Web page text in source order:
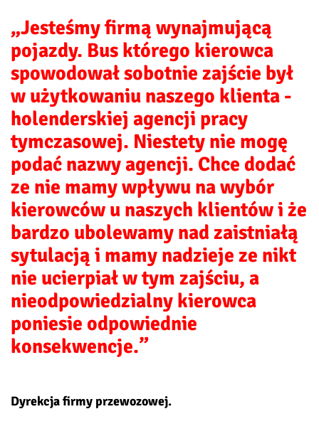
„Jesteśmy firmą wynajmującą
pojazdy. Bus którego kierowca
spowodował sobotnie zajście był
w użytkowaniu naszego klienta -
holenderskiej agencji pracy
tymczasowej. Niestety nie mogę
podać nazwy agencji. Chce dodać
ze nie mamy wpływu na wybór
kierowców u naszych klientów i że
bardzo ubolewamy nad zaistniałą
sytulacją i mamy nadzieje ze nikt
nie ucierpiał w tym zajściu, a
nieodpowiedzialny kierowca
poniesie odpowiednie
konsekwencje.”
Dyrekcja firmy przewozowej.